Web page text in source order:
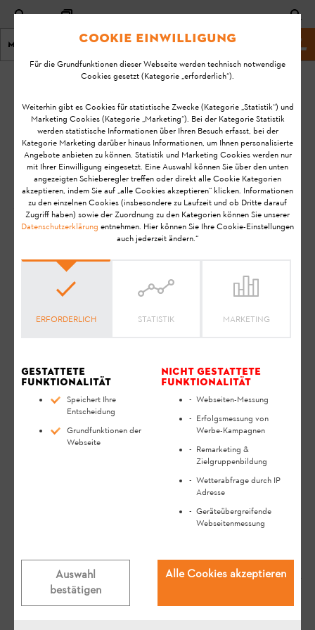
Menu Site web du STIHL
Souffleurs / Aspiro-souffleurs
Souffleurs / Aspiro-
souffleurs > FAQs
Vous trouverez ici les informations essentielles sur les
souffleurs et les aspiro-souffleurs STIHL.
Où puis-je trouver le numéro de
FAQ Utilisation
Où puis-je trouver le manuel
Cookie Einwilligung
Für die Grundfunktionen dieser Webseite werden technisch notwendige
Cookies gesetzt (Kategorie „erforderlich“).
Weiterhin gibt es Cookies für statistische Zwecke (Kategorie „Statistik“) und
Marketing Cookies (Kategorie „Marketing“). Bei der Kategorie Statistik
werden statistische Informationen über Ihren Besuch erfasst, bei der
Kategorie Marketing darüber hinaus Informationen, um Ihnen personalisierte
Angebote anbieten zu können. Statistik und Marketing Cookies werden nur
mit Ihrer Einwilligung eingesetzt. Eine Auswahl können Sie über den unten
angezeigten Schieberegler treffen oder direkt alle Cookie Kategorien
akzeptieren, indem Sie auf „alle Cookies akzeptieren“ klicken. Informationen
zu den einzelnen Cookies (insbesondere zu Laufzeit und ob Dritte darauf
Zugriff haben) sowie der Zuordnung zu den Kategorien können Sie unserer
Datenschutzerklärung entnehmen. Hier können Sie Ihre Cookie-Einstellungen
auch jederzeit ändern.“
ERFORDERLICH STATISTIK MARKETING
Gestattete
Funktionalität
Speichert Ihre
Entscheidung
Grundfunktionen der
Webseite
Nicht gestattete
Funktionalität
Webseiten-Messung
Erfolgsmessung von
Werbe-Kampagnen
Remarketing &
Zielgruppenbildung
Wetterabfrage durch IP
Adresse
Geräteübergreifende
Webseitenmessung
Auswahl
bestätigen
Alle Cookies akzeptieren